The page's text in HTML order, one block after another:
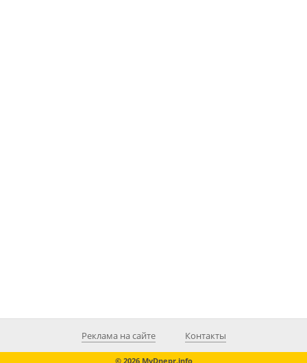
Реклама на сайте Контакты
© 2026 MyDnepr.info